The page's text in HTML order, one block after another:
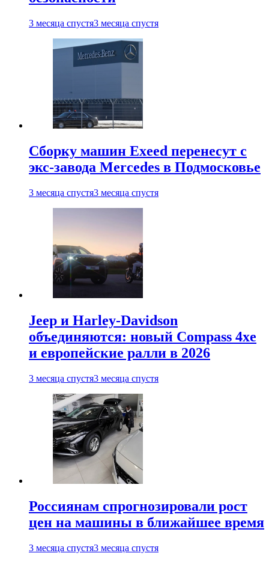
3 месяца спустя3 месяца спустя
Сборку машин Exeed перенесут с
экс-завода Mercedes в Подмосковье
3 месяца спустя3 месяца спустя
Jeep и Harley-Davidson
объединяются: новый Compass 4xe
и европейские ралли в 2026
3 месяца спустя3 месяца спустя
Россиянам спрогнозировали рост
цен на машины в ближайшее время
3 месяца спустя3 месяца спустя